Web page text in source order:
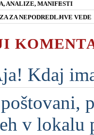
ANALIZE, MANIFESTI
ZA NEPODREDLJIVE VEDE
Kdaj
v lokalu